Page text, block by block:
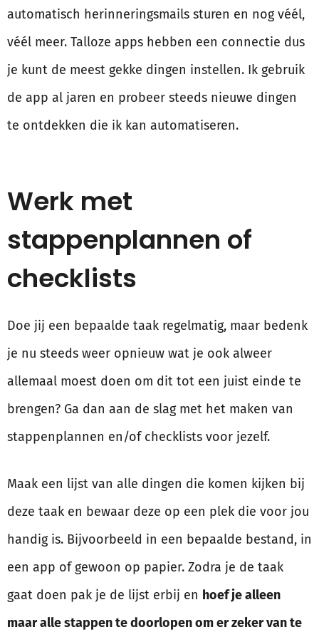
automatisch herinneringsmails sturen en nog véél,
véél meer. Talloze apps hebben een connectie dus
je kunt de meest gekke dingen instellen. Ik gebruik
de app al jaren en probeer steeds nieuwe dingen
te ontdekken die ik kan automatiseren.
Werk met
stappenplannen of
checklists
Doe jij een bepaalde taak regelmatig, maar bedenk
je nu steeds weer opnieuw wat je ook alweer
allemaal moest doen om dit tot een juist einde te
brengen? Ga dan aan de slag met het maken van
stappenplannen en/of checklists voor jezelf.
Maak een lijst van alle dingen die komen kijken bij
deze taak en bewaar deze op een plek die voor jou
handig is. Bijvoorbeeld in een bepaalde bestand, in
een app of gewoon op papier. Zodra je de taak
gaat doen pak je de lijst erbij en hoef je alleen
maar alle stappen te doorlopen om er zeker van te